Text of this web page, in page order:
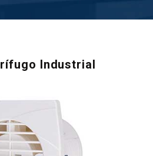
Industrial